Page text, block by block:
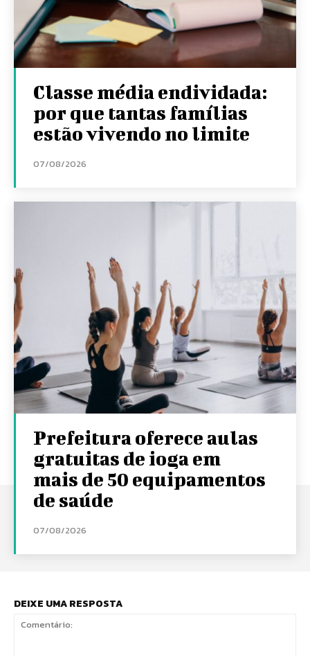
Classe média endividada:
por que tantas famílias
estão vivendo no limite
07/08/2026
Prefeitura oferece aulas
gratuitas de ioga em
mais de 50 equipamentos
de saúde
07/08/2026
DEIXE UMA RESPOSTA